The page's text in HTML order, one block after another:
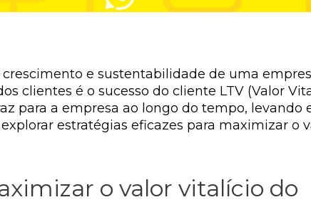
e sustentabilidade de uma
clientes é o sucesso do cliente LTV (Valor
para a empresa ao longo do tempo, levando
estratégias eficazes para maximizar o
o valor vitalício do